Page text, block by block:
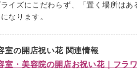
イズにこだわらず、「置く場所は
なります。
室の開店祝い花 関連情報
室・美容院の開店お祝い花｜フラ